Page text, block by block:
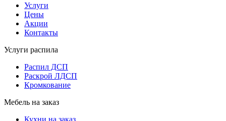
Услуги
Цены
Акции
Контакты
Услуги распила
Распил ДСП
Раскрой ЛДСП
Кромкование
Мебель на заказ
Кухни на заказ